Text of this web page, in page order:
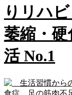
りリハ
萎縮・
活 No.1